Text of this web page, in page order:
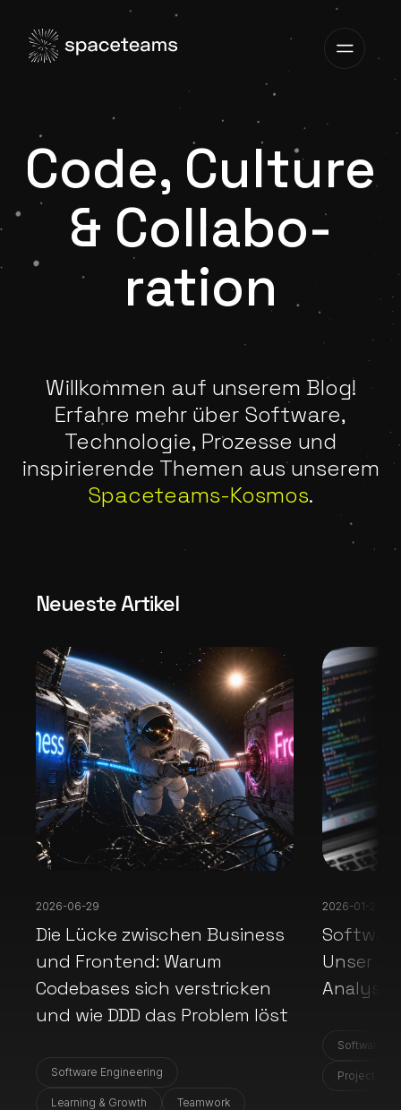
Code, Culture
& Collabo­
ration
Willkommen auf unserem Blog!
Erfahre mehr über Software,
Technologie, Prozesse und
inspirierende Themen aus unserem
Spaceteams-Kosmos.
Neueste Artikel
2026-06-29
Die Lücke zwischen Business
und Frontend: Warum
Codebases sich verstricken
und wie DDD das Problem löst
Software Engineering
Learning & Growth Teamwork
2026-01-23
Unser
Software
Project &